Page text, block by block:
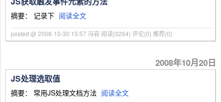
摘要： 记录下 阅读全文
posted @ 2008-10-30 15:57 冯岩 阅读(3264) 评论(0) 推荐(0)
2008年10月20日
JS处理选取值
摘要： 常用JS处理文档方法 阅读全文